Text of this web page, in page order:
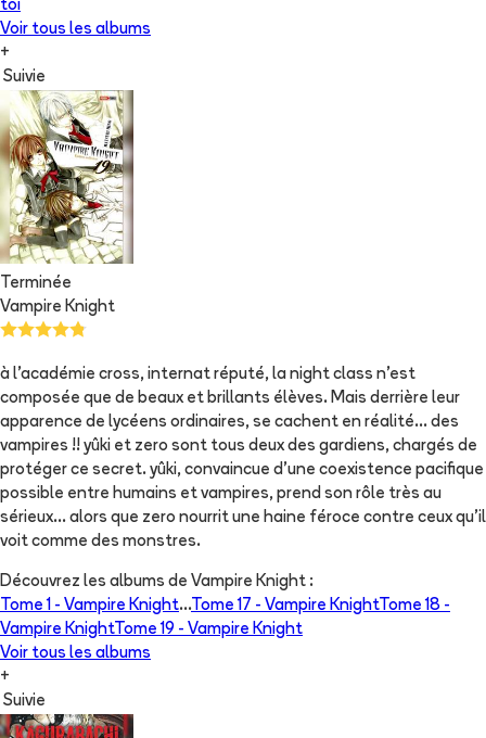
toi
Voir tous les albums
+
Suivie
Terminée
Vampire Knight
à l'académie cross, internat réputé, la night class n'est
composée que de beaux et brillants élèves. Mais derrière leur
apparence de lycéens ordinaires, se cachent en réalité... des
vampires !! yûki et zero sont tous deux des gardiens, chargés de
protéger ce secret. yûki, convaincue d'une coexistence pacifique
possible entre humains et vampires, prend son rôle très au
sérieux... alors que zero nourrit une haine féroce contre ceux qu'il
voit comme des monstres.
Découvrez les albums de Vampire Knight :
Tome 1 - Vampire Knight...Tome 17 - Vampire KnightTome 18 -
Vampire KnightTome 19 - Vampire Knight
Voir tous les albums
+
Suivie